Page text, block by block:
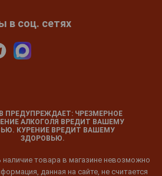
в соц. сетях
ПРЕДУПРЕЖДАЕТ: ЧРЕЗМЕРНОЕ
АЛКОГОЛЯ ВРЕДИТ ВАШЕМУ
КУРЕНИЕ ВРЕДИТ ВАШЕМУ
ЗДОРОВЬЮ.
наличие товара в магазине невозможно
данная на сайте, не считается